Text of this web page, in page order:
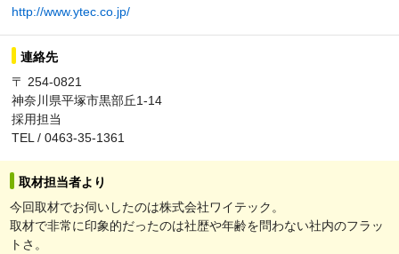
http://www.ytec.co.jp/
連絡先
〒 254-0821
神奈川県平塚市黒部丘1-14
採用担当
TEL / 0463-35-1361
取材担当者より
今回取材でお伺いしたのは株式会社ワイテック。
取材で非常に印象的だったのは社歴や年齢を問わない社内のフラッ
トさ。